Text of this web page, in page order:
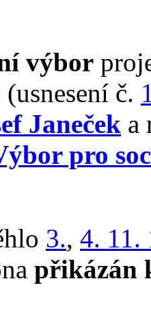
výbor
č.
Janeček a
pro
3., 4. 11.
přikázán